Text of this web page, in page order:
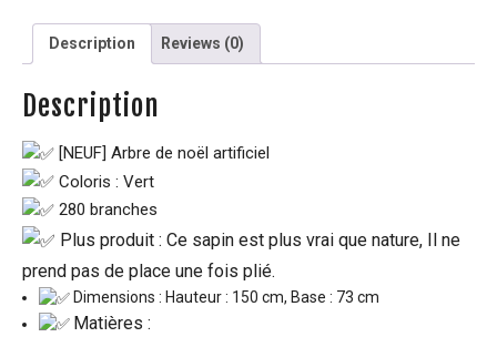
Description Reviews (0)
Description
[NEUF] Arbre de noël artificiel
Coloris : Vert
280 branches
Plus produit : Ce sapin est plus vrai que nature, Il ne
prend pas de place une fois plié.
Dimensions : Hauteur : 150 cm, Base : 73 cm
Matières :